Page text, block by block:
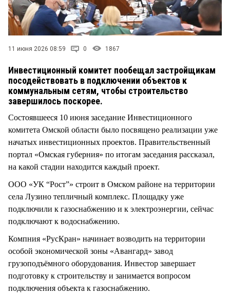
11 июня 2026 08:59 0 1867
Инвестиционный комитет пообещал застройщикам
посодействовать в подключении объектов к
коммунальным сетям, чтобы строительство
завершилось поскорее.
Состоявшееся 10 июня заседание Инвестиционного
комитета Омской области было посвящено реализации уже
начатых инвестиционных проектов. Правительственный
портал «Омская губерния» по итогам заседания рассказал,
на какой стадии находится каждый проект.
ООО «УК “Рост”» строит в Омском районе на территории
села Лузино тепличный комплекс. Площадку уже
подключили к газоснабжению и к электроэнергии, сейчас
подключают к водоснабжению.
Компния «РусКран» начинает возводить на территории
особой экономической зоны «Авангард» завод
грузоподъёмного оборудования. Инвестор завершает
подготовку к строительству и занимается вопросом
подключения объекта к газоснабжению.